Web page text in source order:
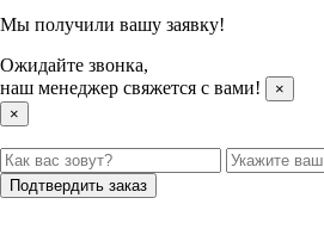
Мы получили вашу заявку!
Ожидайте звонка,
наш менеджер свяжется с вами!
×
×
Подтвердить заказ